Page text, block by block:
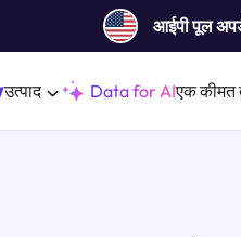
आईपी ​​पूल
उत्पाद Data for AIएक कीमत